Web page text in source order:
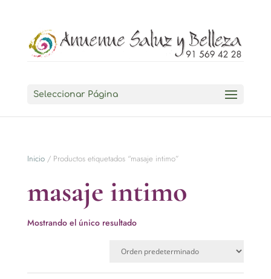
Seleccionar Página
Inicio/ Productos etiquetados “masaje intimo”
masaje intimo
Mostrando el único resultado